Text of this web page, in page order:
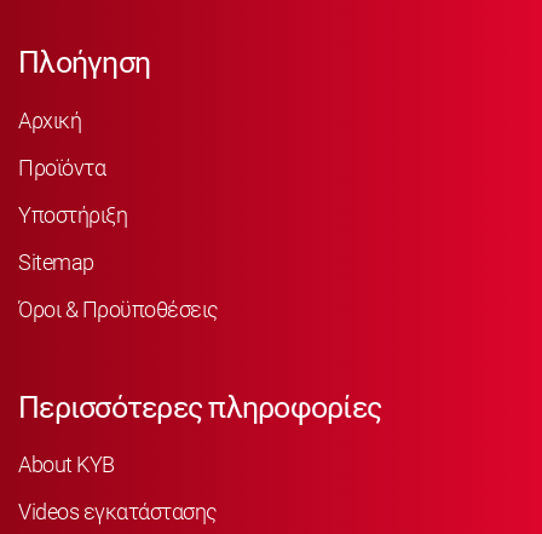
Πλοήγηση
Αρχική
Προϊόντα
Υποστήριξη
Sitemap
Όροι & Προϋποθέσεις
Περισσότερες πληροφορίες
About KYB
Videos εγκατάστασης